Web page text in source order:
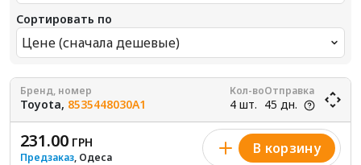
Сортировать по
Цене (сначала дешевые)
Бренд, номер
Toyota, 8535448030A1
Кол-во
4 шт.
Отправка
45 дн.
231.00 ГРН
Предзаказ, Одеса
В корзину